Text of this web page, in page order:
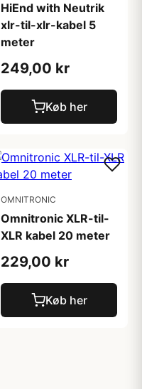
HiEnd with Neutrik
xlr-til-xlr-kabel 5
meter
249,00 kr
Køb her
OMNITRONIC
Omnitronic XLR-til-
XLR kabel 20 meter
229,00 kr
Køb her